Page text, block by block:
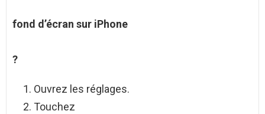
fond d’écran sur iPhone
?
Ouvrez les réglages.
Touchez